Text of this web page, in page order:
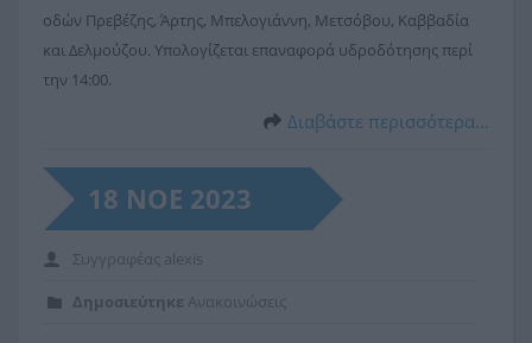
οδών Πρεβέζης, Άρτης, Μπελογιάννη, Μετσόβου, Καββαδία
και Δελμούζου. Υπολογίζεται επαναφορά υδροδότησης περί
την 14:00.
Διαβάστε περισσότερα…
18 ΝΟΕ 2023
Συγγραφέας alexis
Δημοσιεύτηκε Ανακοινώσεις